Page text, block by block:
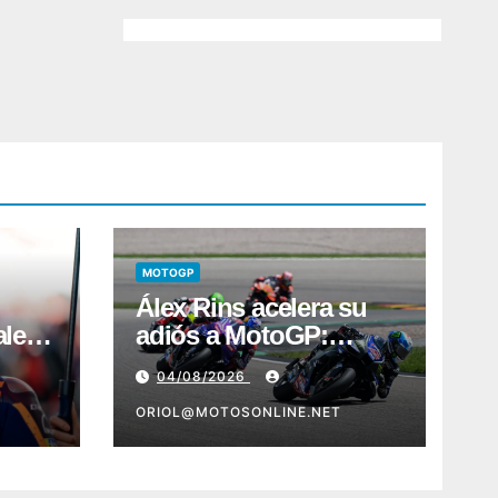
MOTOGP
Álex Rins acelera su
adiós a MotoGP:
Ducati aparece como
destino en Superbike
04/08/2026
ORIOL@MOTOSONLINE.NET